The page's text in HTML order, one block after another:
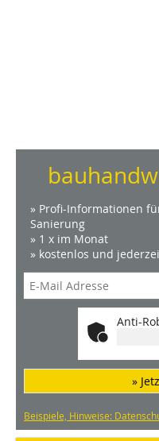
» Profi-Informationen
Sanierung
» 1 x im Monat
» kostenlos und
Anti-
»
Beispiele, Hinweise: